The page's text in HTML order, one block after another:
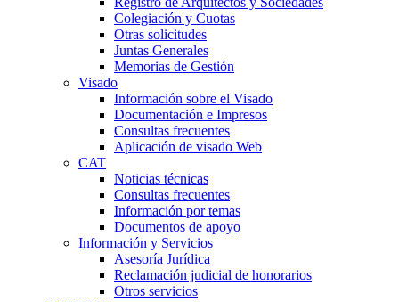
Colegiación y Cuotas
Otras solicitudes
Juntas Generales
Memorias de Gestión
Visado
Información sobre el Visado
Documentación e Impresos
Consultas frecuentes
Aplicación de visado Web
CAT
Noticias técnicas
Consultas frecuentes
Información por temas
Documentos de apoyo
Información y Servicios
Asesoría Jurídica
Reclamación judicial de honorarios
Otros servicios